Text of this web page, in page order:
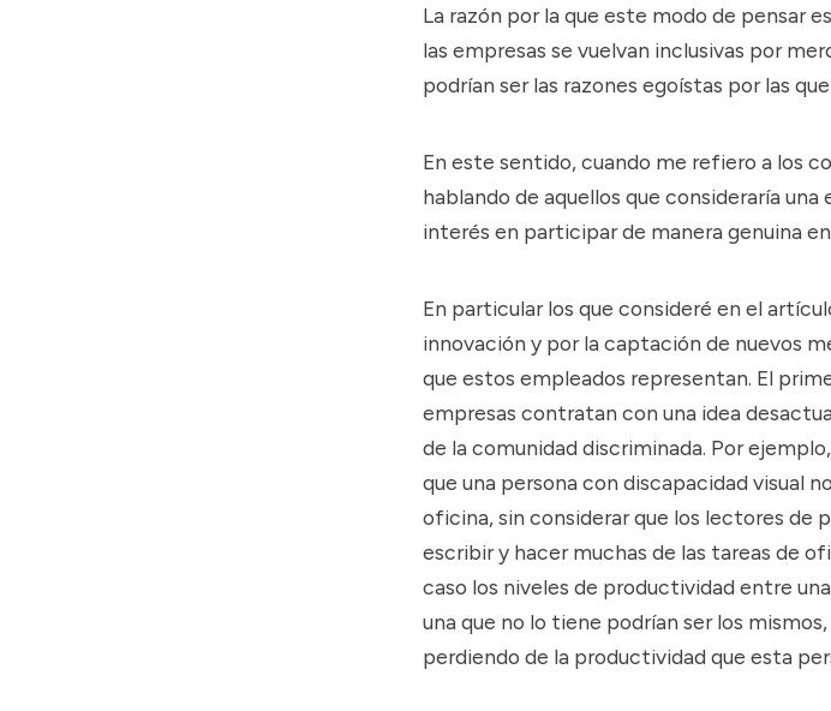
La razón por la que este modo de pensar
las empresas se vuelvan inclusivas por
podrían ser las razones egoístas por las
En este sentido, cuando me refiero a los
hablando de aquellos que consideraría
interés en participar de manera genuina
En particular los que consideré en el
innovación y por la captación de nuevos
que estos empleados representan. El
empresas contratan con una idea
de la comunidad discriminada. Por
que una persona con discapacidad visual
oficina, sin considerar que los lectores de
escribir y hacer muchas de las tareas de
caso los niveles de productividad entre
una que no lo tiene podrían ser los
perdiendo de la productividad que esta